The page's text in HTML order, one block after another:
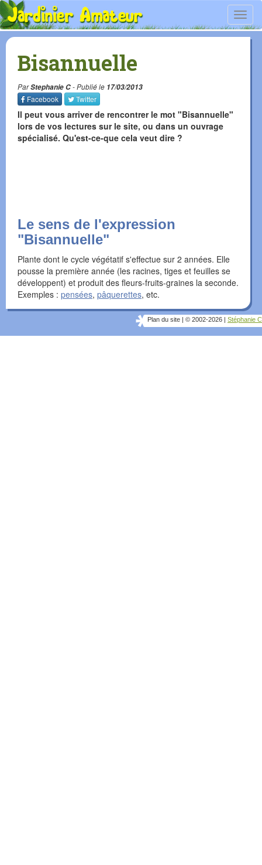
Bisannuelle
ParStephanie C- Publié le 17/03/2013
Facebook
Twitter
Il peut vous arriver de rencontrer le mot "Bisannuelle"
lors de vos lectures sur le site, ou dans un ouvrage
spécialisé. Qu'est-ce-que cela veut dire ?
Le sens de l'expression
"Bisannuelle"
Plante dont le cycle végétatif s'effectue sur 2 années. Elle
pousse la première année (les racines, tiges et feuilles se
développent) et produit des fleurs-fruits-graines la seconde.
Exemples : pensées, pâquerettes, etc.
Plan du site © 2002-2026 Stéphanie C